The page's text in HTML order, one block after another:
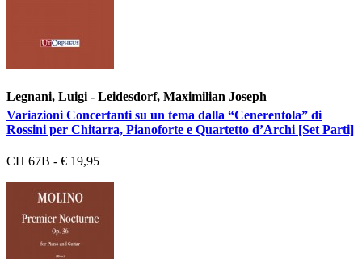
Legnani, Luigi - Leidesdorf, Maximilian Joseph
Variazioni Concertanti su un tema dalla “Cenerentola” di
Rossini per Chitarra, Pianoforte e Quartetto d’Archi [Set Parti]
CH 67B - € 19,95